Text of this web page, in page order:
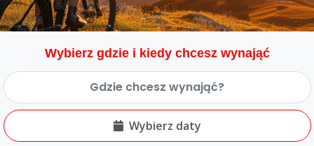
Wybierz gdzie i kiedy chcesz wynająć
Wybierz daty